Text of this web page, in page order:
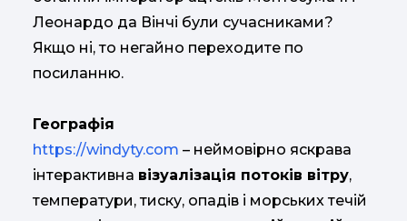
Леонардо да Вінчі були сучасниками?
Якщо ні, то негайно переходите по
посиланню.
Географія
https://windyty.com – неймовірно яскрава
інтерактивна візуалізація потоків вітру,
температури, тиску, опадів і морських течій